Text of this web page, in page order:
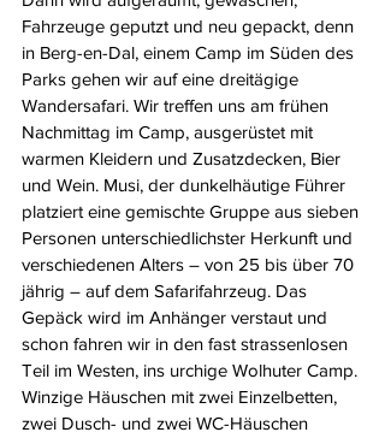
Fahrzeuge geputzt und neu gepackt, denn
in Berg-en-Dal, einem Camp im Süden des
Parks gehen wir auf eine dreitägige
Wandersafari. Wir treffen uns am frühen
Nachmittag im Camp, ausgerüstet mit
warmen Kleidern und Zusatzdecken, Bier
und Wein. Musi, der dunkelhäutige Führer
platziert eine gemischte Gruppe aus sieben
Personen unterschiedlichster Herkunft und
verschiedenen Alters – von 25 bis über 70
jährig – auf dem Safarifahrzeug. Das
Gepäck wird im Anhänger verstaut und
schon fahren wir in den fast strassenlosen
Teil im Westen, ins urchige Wolhuter Camp.
Winzige Häuschen mit zwei Einzelbetten,
zwei Dusch- und zwei WC-Häuschen